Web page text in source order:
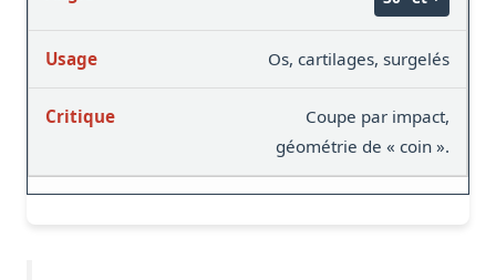
Os, cartilages, surgelés
Coupe par impact,
géométrie de « coin ».